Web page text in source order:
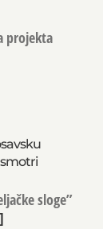
projekta
sloge”